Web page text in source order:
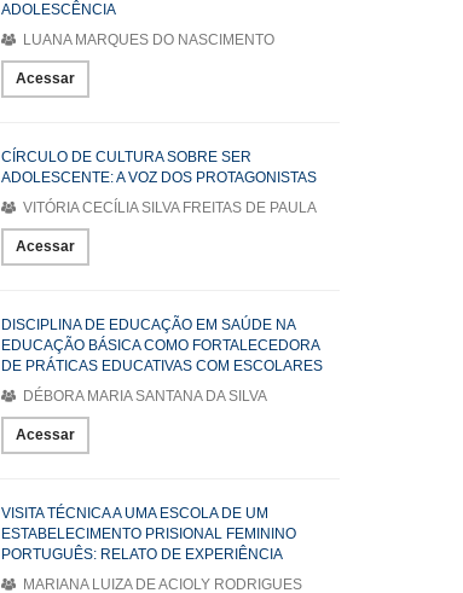
ADOLESCÊNCIA
LUANA MARQUES DO NASCIMENTO
Acessar
CÍRCULO DE CULTURA SOBRE SER
ADOLESCENTE: A VOZ DOS PROTAGONISTAS
VITÓRIA CECÍLIA SILVA FREITAS DE PAULA
Acessar
DISCIPLINA DE EDUCAÇÃO EM SAÚDE NA
EDUCAÇÃO BÁSICA COMO FORTALECEDORA
DE PRÁTICAS EDUCATIVAS COM ESCOLARES
DÉBORA MARIA SANTANA DA SILVA
Acessar
VISITA TÉCNICA A UMA ESCOLA DE UM
ESTABELECIMENTO PRISIONAL FEMININO
PORTUGUÊS: RELATO DE EXPERIÊNCIA
MARIANA LUIZA DE ACIOLY RODRIGUES